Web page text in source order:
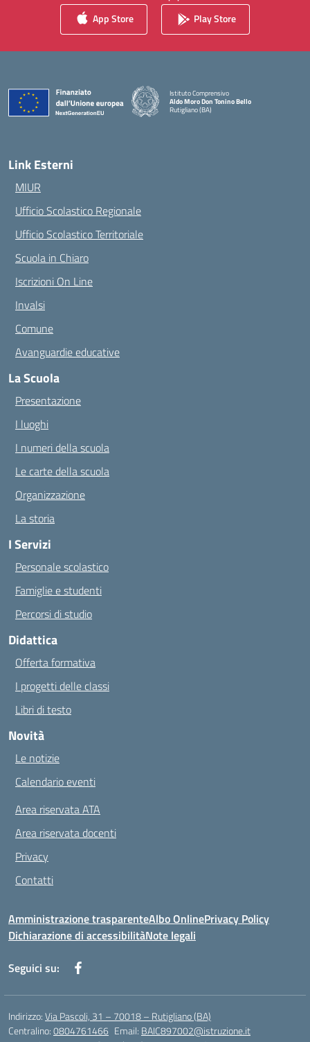
App Store Play Store
Istituto Comprensivo
Aldo Moro Don Tonino Bello
Rutigliano (BA)
— Visita la pagina iniziale della scuola
Link Esterni
MIUR
Ufficio Scolastico Regionale
Ufficio Scolastico Territoriale
Scuola in Chiaro
Iscrizioni On Line
Invalsi
Comune
Avanguardie educative
La Scuola
Presentazione
I luoghi
I numeri della scuola
Le carte della scuola
Organizzazione
La storia
I Servizi
Personale scolastico
Famiglie e studenti
Percorsi di studio
Didattica
Offerta formativa
I progetti delle classi
Libri di testo
Novità
Le notizie
Calendario eventi
Area riservata ATA
Area riservata docenti
Privacy
Contatti
Amministrazione trasparenteAlbo OnlinePrivacy Policy
Dichiarazione di accessibilitàNote legali
Seguici su:
Indirizzo:Via Pascoli, 31 – 70018 – Rutigliano (BA)
Centralino:0804761466 Email: BAIC897002@istruzione.it